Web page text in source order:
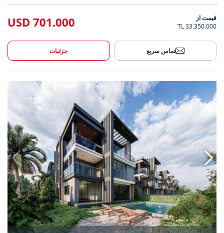
قیمت از
33.350.000 TL
701.000 USD
تماس سریع جزئیات
خانه های مستقل در یک پروژه مدرن در مزیتلی مرسین 3